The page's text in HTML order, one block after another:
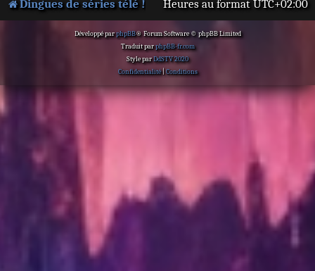
Dingues de séries télé ! Heures au format UTC+02:00
Développé parphpBB® Forum Software © phpBB Limited
Traduit parphpBB-fr.com
Style parDdSTV 2020
Confidentialité| Conditions